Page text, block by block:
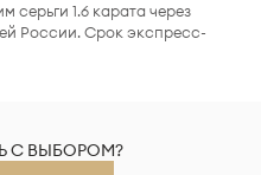
серьги 1.6 карата через
России. Срок экспресс-
С ВЫБОРОМ?